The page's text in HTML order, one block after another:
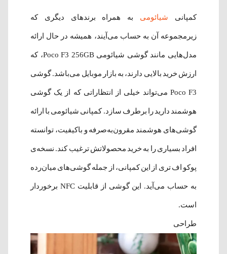
کمپانی شیائومی به همراه برند‌های دیگری که
زیرمجموعه آن به حساب می‌آیند، همیشه در حال ارائه
مدل‌هایی مانند گوشی شیائومی Poco F3 256GB، که
ارزش خرید بالایی دارند، به بازار موبایل می‌باشد. گوشی
Poco F3 می‌تواند خیلی از انتظاراتی که از یک گوشی
هوشمند دارید را برطرف سازد. کمپانی شیائومی با ارائه
گوشی‌های هوشمند مقرون‌به‌‌صرفه و باکیفیت، توانسته
افراد بسیاری را به خرید محصولاتش ترغیب کند. نسخه‌ی
پوکو اف تری از این کمپانی، از جمله گوشی‌های میان‌رده‌
به حساب می‌آید. این گوشی از قابلیت NFC برخوردار
است.
طراحی